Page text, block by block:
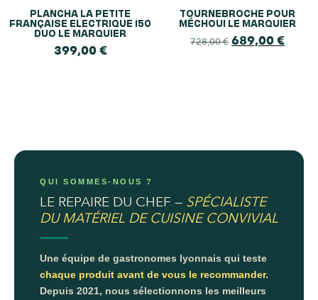
PLANCHA LA PETITE
FRANÇAISE ELECTRIQUE 150
DUO LE MARQUIER
399,00€
TOURNEBROCHE POUR
MÉCHOUI LE MARQUIER
728,00€ 689,00€
QUI SOMMES-NOUS ?
LE REPAIRE DU CHEF — SPÉCIALISTE
DU MATÉRIEL DE CUISINE CONVIVIAL
Une équipe de gastronomes lyonnais qui teste
chaque produit avant de vous le recommander.
Depuis 2021, nous sélectionnons les meilleurs